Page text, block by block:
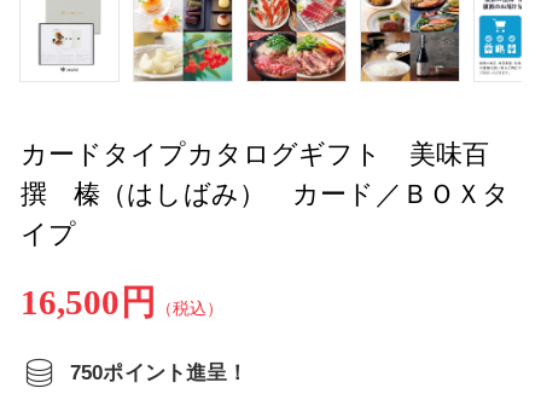
カードタイプカタログギフト 美味百
撰 榛（はしばみ） カード／ＢＯＸタ
イプ
16,500円 （税込）
750ポイント進呈！